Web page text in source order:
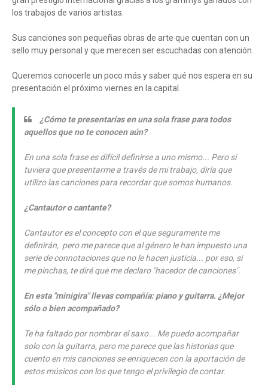
los trabajos de varios artistas.
Sus canciones son pequeñas obras de arte que cuentan con un
sello muy personal y que merecen ser escuchadas con atención.
Queremos conocerle un poco más y saber qué nos espera en su
presentación el próximo viernes en la capital.
¿Cómo te presentarías en una sola frase para todos
aquellos que no te conocen aún?
En una sola frase es difícil definirse a uno mismo... Pero si
tuviera que presentarme a través de mi trabajo, diría que
utilizo las canciones para recordar que somos humanos.
¿Cantautor o cantante?
Cantautor es el concepto con el que seguramente me
definirán, pero me parece que al género le han impuesto una
serie de connotaciones que no le hacen justicia... por eso, si
me pinchas, te diré que me declaro "hacedor de canciones".
En esta "minigira" llevas compañía: piano y guitarra. ¿Mejor
sólo o bien acompañado?
Te ha faltado por nombrar el saxo... Me puedo acompañar
solo con la guitarra, pero me parece que las historias que
cuento en mis canciones se enriquecen con la aportación de
estos músicos con los que tengo el privilegio de contar.